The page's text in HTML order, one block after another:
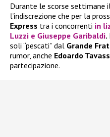
Durante le scorse settimane
l’indiscrezione che per la
Express tra i concorrenti in
Luzzi e Giuseppe Garibaldi.
soli “pescati” dal Grande
rumor, anche Edoardo
partecipazione.